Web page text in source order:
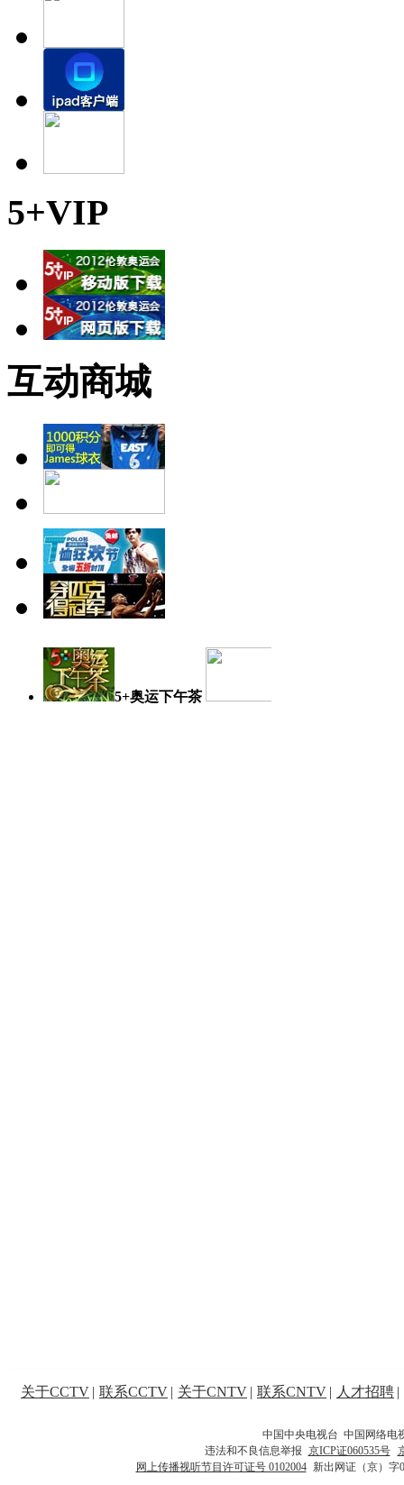
5+VIP
互动商城
5+奥运下午茶
关于CCTV | 联系CCTV | 关于CNTV | 联系CNTV | 人才招聘 |
中国中央电视台 中国网络电
违法和不良信息举报 京ICP证060535号
网上传播视听节目许可证号 0102004 新出网证（京）